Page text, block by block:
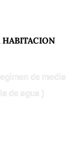
HABITACION
de media
de agua )